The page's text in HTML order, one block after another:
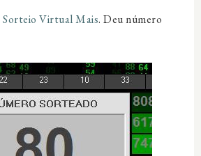
Sorteio Virtual Mais. Deu número